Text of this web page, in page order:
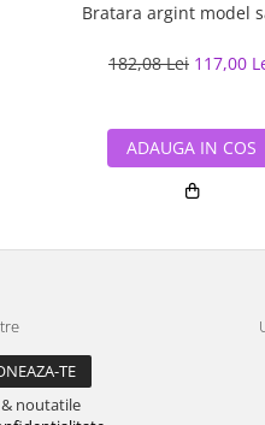
Bratara argint model
182,08 Lei 117,00
ADAUGA IN COS
noutatile